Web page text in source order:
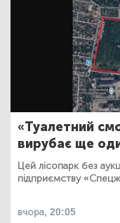
«Туалетний
вирубає ще
Цей лісопарк без
підприємству
вчора, 20:05